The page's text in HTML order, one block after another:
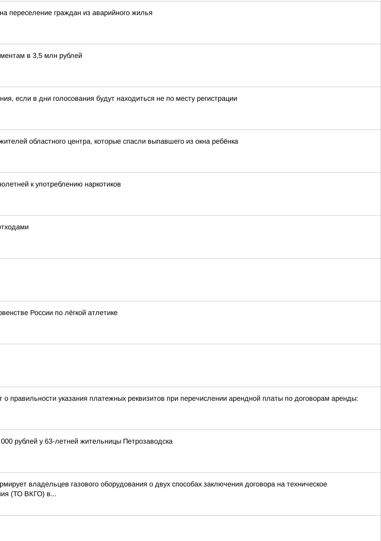
переселение граждан из аварийного жилья
в 3,5 млн рублей
если в дни голосования будут находиться не по месту регистрации
областного центра, которые спасли выпавшего из окна ребёнка
к употреблению наркотиков
России по лёгкой атлетике
о правильности указания платежных реквизитов при перечислении арендной платы по договорам аренды:
рублей у 63-летней жительницы Петрозаводска
владельцев газового оборудования о двух способах заключения договора на техническое
(ТО ВКГО) в...